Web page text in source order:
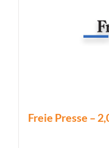
Freie Presse –